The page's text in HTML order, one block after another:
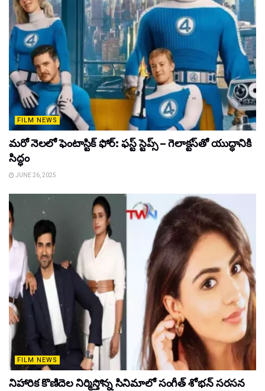
FILM NEWS
మరో నెలలో ఫెంటాస్టిక్ ఫోర్: ఫస్ట్ స్టెప్స్ – గెలాక్టస్‌తో యుద్ధానికి
సిద్ధం
JUNE 26, 2025
FILM NEWS
నిహారిక కొణిదెల నిర్మిస్తోన్న సినిమాలో సంగీత్ శోభన్ సరసన